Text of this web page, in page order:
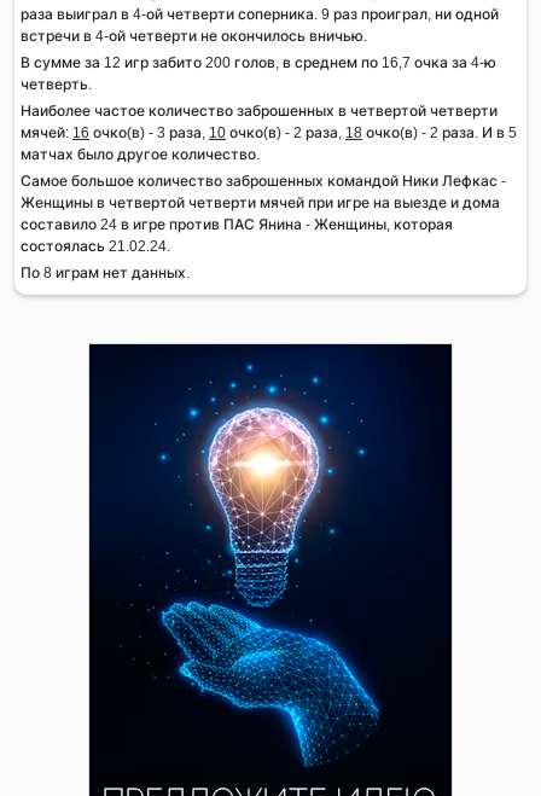
раза выиграл в 4-ой четверти соперника. 9 раз проиграл, ни одной
встречи в 4-ой четверти не окончилось вничью.
В сумме за 12 игр забито 200 голов, в среднем по 16,7 очка за 4-ю
четверть.
Наиболее частое количество заброшенных в четвертой четверти
мячей: 16 очко(в) - 3 раза, 10 очко(в) - 2 раза, 18 очко(в) - 2 раза. И в 5
матчах было другое количество.
Самое большое количество заброшенных командой Ники Лефкас -
Женщины в четвертой четверти мячей при игре на выезде и дома
составило 24 в игре против ПАС Янина - Женщины, которая
состоялась 21.02.24.
По 8 играм нет данных.